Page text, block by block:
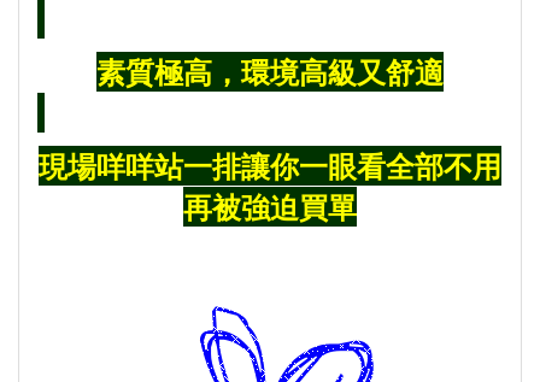
素質極高，環境高級又舒適
現場咩咩站一排讓你一眼看全部不用
再被強迫買單